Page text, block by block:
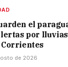
el
por
de 2026